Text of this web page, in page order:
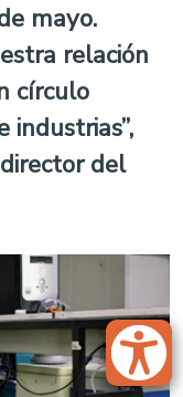
mayo.
relación
círculo
del